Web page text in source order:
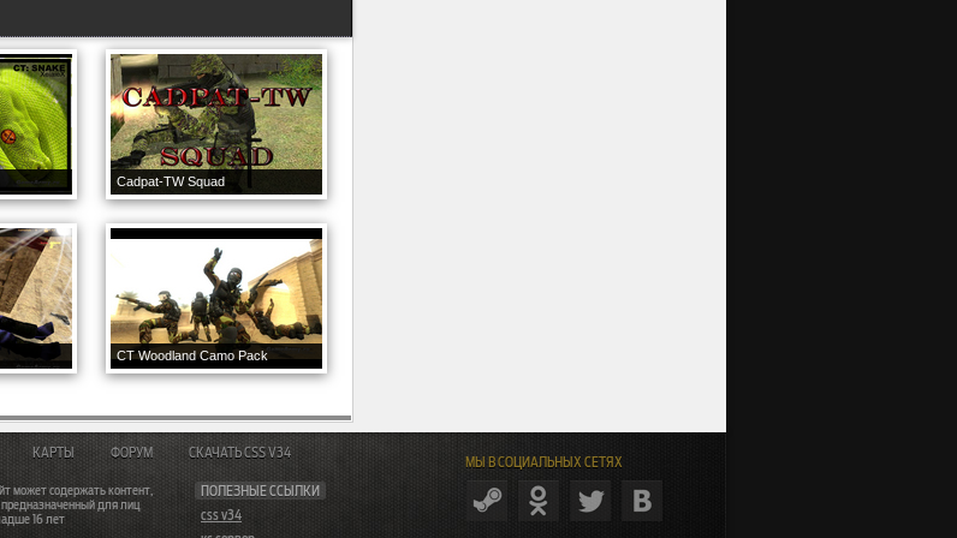
Cadpat-TW Squad
CT Woodland Camo Pack
МЫ В СОЦИАЛЬНЫХ СЕТЯХ
может содержать контент,
предназначенный для лиц
16 лет
ПОЛЕЗНЫЕ ССЫЛКИ
css v34
КАРТЫ ФОРУМ СКАЧАТЬ CSS V34